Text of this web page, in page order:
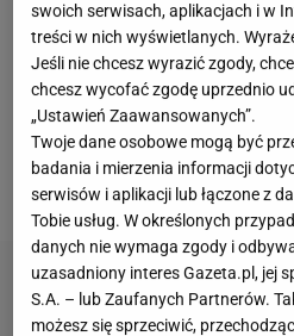
Polacy nie sprawiali
drugiego gola. I choć
gdy w końcówce z dystansu
eksperci nie zmienili optyki.
reprezentacji Polski" -
Sport.pl Filip Macuda.
swoich serwisach, aplikacjach i w
treści w nich wyświetlanych.
Jeśli nie chcesz wyrazić zgody,
chcesz wycofać zgodę uprzednio
„Ustawień Zaawansowanych”.
Twoje dane osobowe mogą być
badania i mierzenia informacji
serwisów i aplikacji lub łączone z
Tobie usług. W określonych
danych nie wymaga zgody i
uzasadniony interes Gazeta.pl, jej
S.A. – lub Zaufanych Partnerów.
możesz się sprzeciwić,